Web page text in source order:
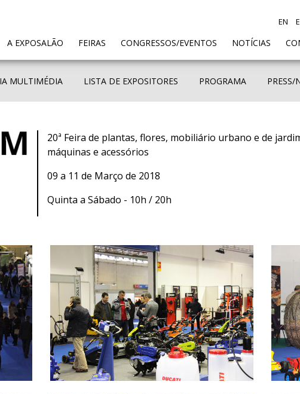
A EXPOSALÃO FEIRAS CONGRESSOS/EVENTOS NOTÍCIAS
EN
MULTIMÉDIA LISTA DE EXPOSITORES PROGRAMA PRESS/
20ª Feira de plantas, flores, mobiliário urbano e de
máquinas e acessórios
09 a 11 de Março de 2018
Quinta a Sábado - 10h / 20h